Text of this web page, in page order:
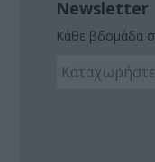
Newsletter
Κάθε βδομάδα